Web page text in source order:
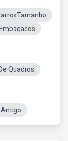
Quadros
Antigo